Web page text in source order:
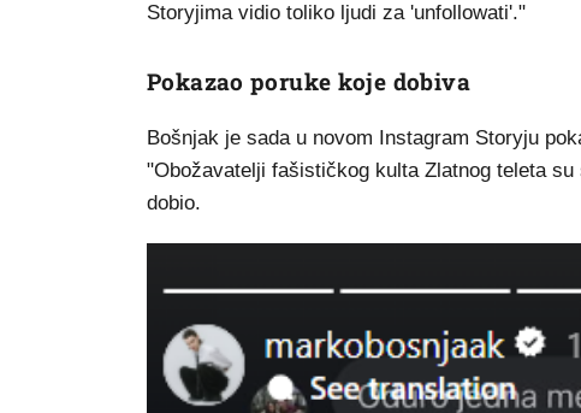
Storyjima vidio toliko ljudi za 'unfollowati'."
Pokazao poruke koje dobiva
Bošnjak je sada u novom Instagram Storyju
"Obožavatelji fašističkog kulta Zlatnog teleta
dobio.